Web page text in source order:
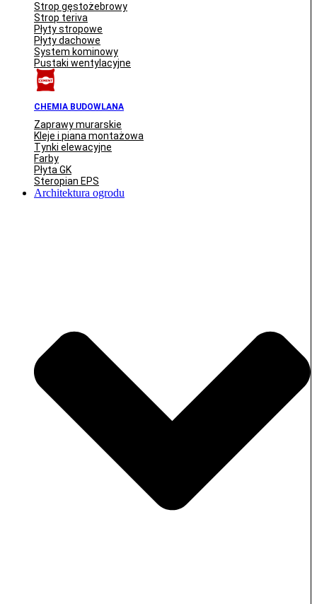
Strop gęstożebrowy
Strop teriva
Płyty stropowe
Płyty dachowe
System kominowy
Pustaki wentylacyjne
CHEMIA BUDOWLANA
Zaprawy murarskie
Kleje i piana montażowa
Tynki elewacyjne
Farby
Płyta GK
Steropian EPS
Architektura ogrodu